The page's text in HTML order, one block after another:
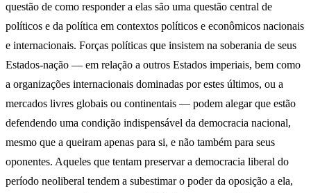
questão de como responder a elas são uma questão central de
políticos e da política em contextos políticos e econômicos nacionais
e internacionais. Forças políticas que insistem na soberania de seus
Estados-nação — em relação a outros Estados imperiais, bem como
a organizações internacionais dominadas por estes últimos, ou a
mercados livres globais ou continentais — podem alegar que estão
defendendo uma condição indispensável da democracia nacional,
mesmo que a queiram apenas para si, e não também para seus
oponentes. Aqueles que tentam preservar a democracia liberal do
período neoliberal tendem a subestimar o poder da oposição a ela,